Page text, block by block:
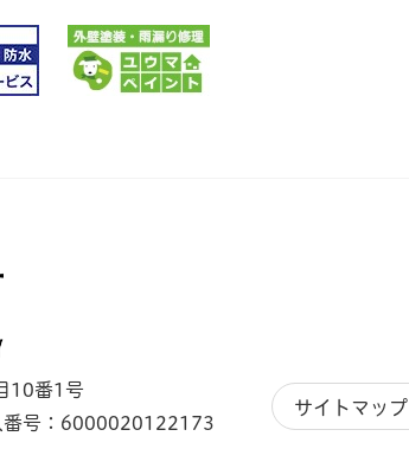
10番1号
番号：6000020122173
サイトマップ